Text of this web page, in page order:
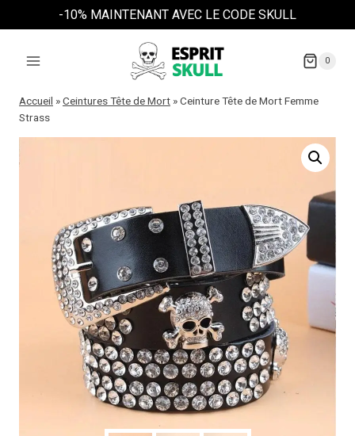
au
-10% MAINTENANT AVEC LE CODE SKULL
0
Accueil »Ceintures Tête de Mort »Ceinture Tête de Mort Femme
Strass